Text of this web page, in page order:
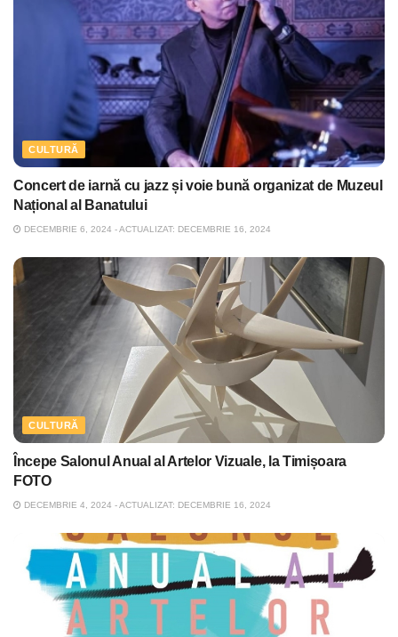
CULTURĂ
Concert de iarnă cu jazz și voie bună organizat de Muzeul
Național al Banatului
DECEMBRIE 6, 2024 - ACTUALIZAT: DECEMBRIE 16, 2024
CULTURĂ
Începe Salonul Anual al Artelor Vizuale, la Timișoara
FOTO
DECEMBRIE 4, 2024 - ACTUALIZAT: DECEMBRIE 16, 2024